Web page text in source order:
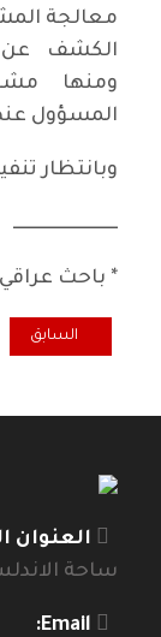
معالجة
الكشف عن
ومنها
المسؤول
وبانتظار
ـــــــــــــــــــــــــــــ
* باحث
المقال
السابق
العنوان
ساحة
Email: